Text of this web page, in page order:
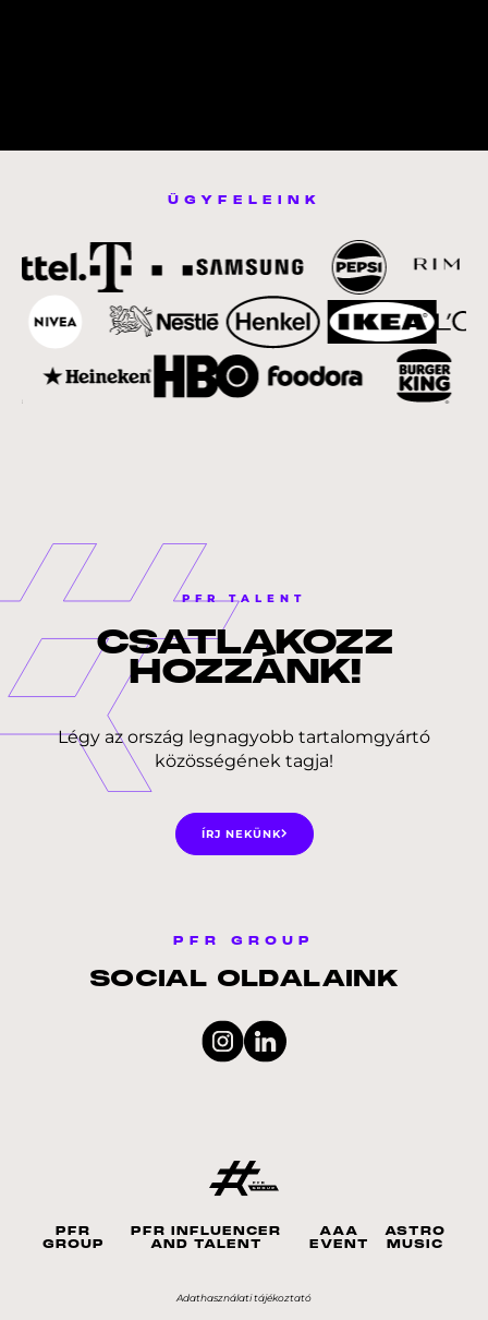
ÜGYFELEINK
PFR TALENT
CSATLAKOZZ
HOZZÁNK!
Légy az ország legnagyobb tartalomgyártó
közösségének tagja!
ÍRJ NEKÜNK
PFR GROUP
SOCIAL OLDALAINK
PFR
GROUP
PFR INFLUENCER
AND TALENT
AAA
EVENT
ASTRO
MUSIC
Adathasználati tájékoztató